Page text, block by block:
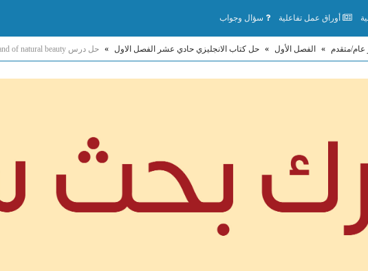
أوراق عمل تفاعلية سؤال وجواب
متقدم » الفصل الأول » حل كتاب الانجليزي حادي عشر الفصل الاول » حل درس A land of natural beauty اللغة الإنجليزية الصف الحادي عشر